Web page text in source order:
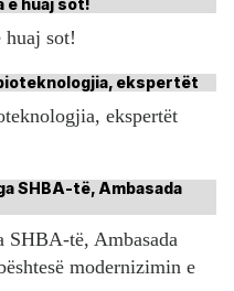
huaj sot!
ekspertët
SHBA-të, Ambasada
modernizimin e